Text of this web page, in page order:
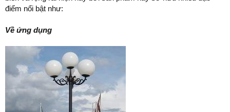
điểm nổi bật như:
Về ứng dụng